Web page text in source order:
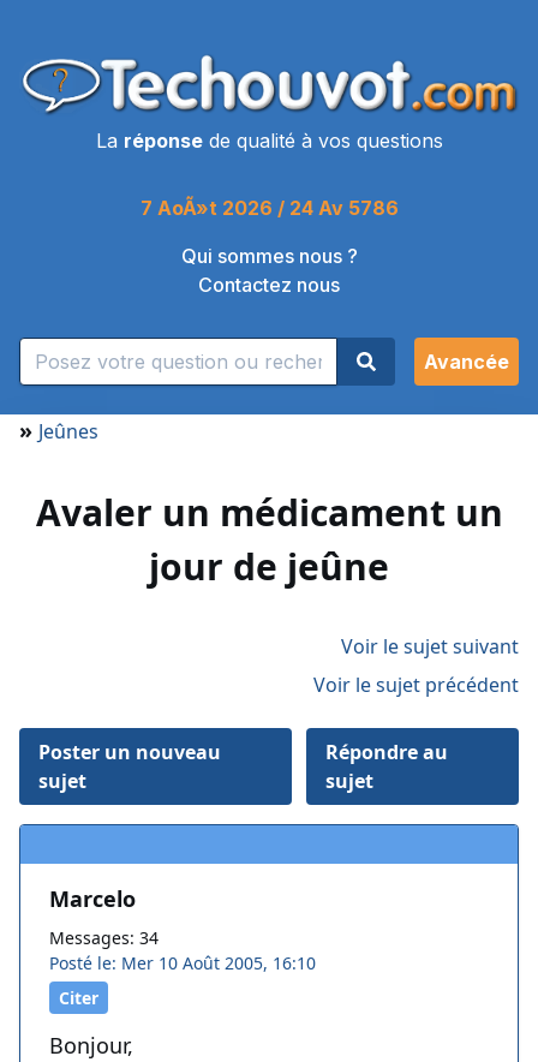
La réponsede qualité à vos questions
7 AoÃ»t 2026 / 24 Av 5786
Qui sommes nous ?
Contactez nous
Avancée
» Jeûnes
Avaler un médicament un
jour de jeûne
Voir le sujet suivant
Voir le sujet précédent
Poster un nouveau
sujet
Répondre au
sujet
Marcelo
Messages: 34
Posté le: Mer 10 Août 2005, 16:10
Citer
Bonjour,